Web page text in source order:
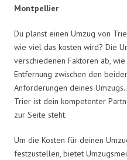
Montpellier
Du planst einen Umzug von
wie viel das kosten wird? Die
verschiedenen Faktoren ab,
Entfernung zwischen den
Anforderungen deines
Trier ist dein kompetenter
zur Seite steht.
Um die Kosten für deinen
festzustellen, bietet